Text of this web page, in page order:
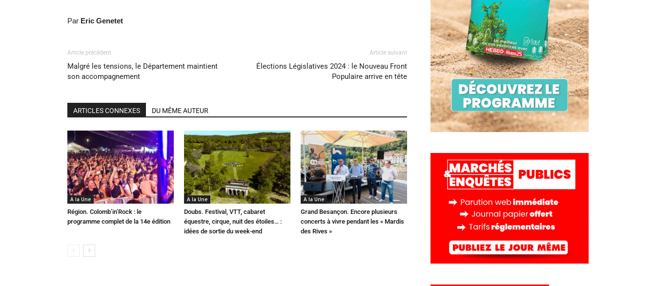
Par Eric Genetet
Article précédent
Malgré les tensions, le Département maintient
son accompagnement
Article suivant
Élections Législatives 2024 : le Nouveau Front
Populaire arrive en tête
ARTICLES CONNEXES DU MÊME AUTEUR
A la Une
Région. Colomb’in’Rock : le
programme complet de la 14e édition
A la Une
Doubs. Festival, VTT, cabaret
équestre, cirque, nuit des étoiles… :
idées de sortie du week-end
A la Une
Grand Besançon. Encore plusieurs
concerts à vivre pendant les « Mardis
des Rives »